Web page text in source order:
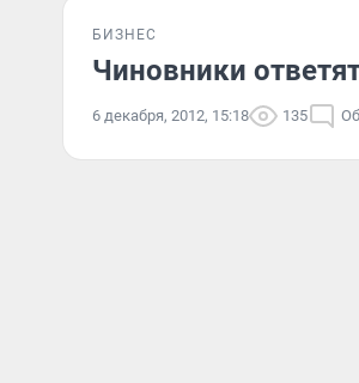
БИЗНЕС
Чиновники
6 декабря, 2012, 15:18 135